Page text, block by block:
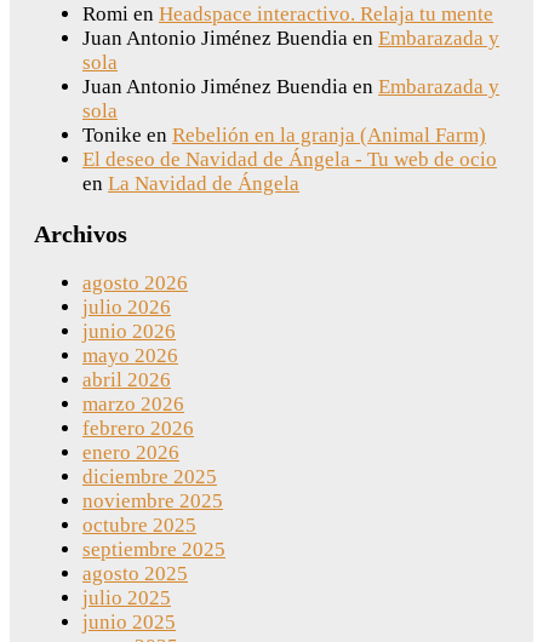
Romi en Headspace interactivo. Relaja tu mente
Juan Antonio Jiménez Buendia en Embarazada y
sola
Juan Antonio Jiménez Buendia en Embarazada y
sola
Tonike en Rebelión en la granja (Animal Farm)
El deseo de Navidad de Ángela - Tu web de ocio
en La Navidad de Ángela
Archivos
agosto 2026
julio 2026
junio 2026
mayo 2026
abril 2026
marzo 2026
febrero 2026
enero 2026
diciembre 2025
noviembre 2025
octubre 2025
septiembre 2025
agosto 2025
julio 2025
junio 2025